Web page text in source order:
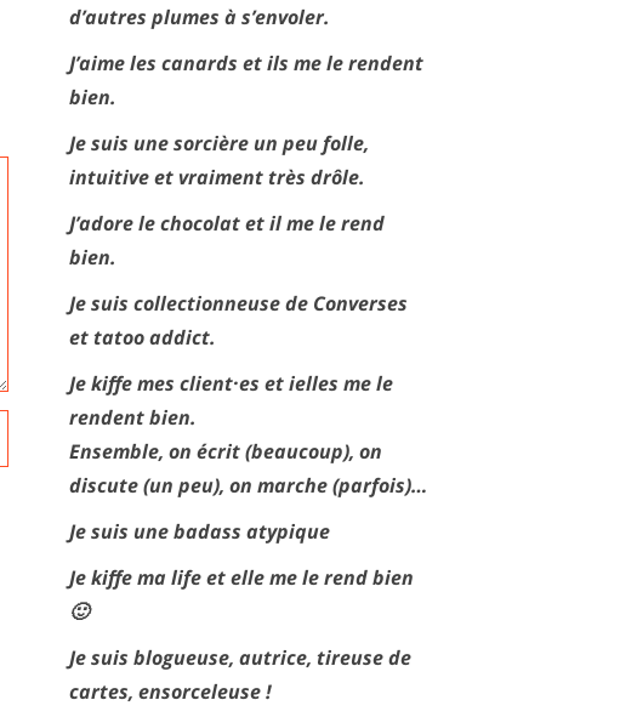
d’autres plumes à s’envoler.
J’aime les canards et ils me le rendent
bien.
Je suis une sorcière un peu folle,
intuitive et vraiment très drôle.
J’adore le chocolat et il me le rend
bien.
Je suis collectionneuse de Converses
et tatoo addict.
Je kiffe mes client·es et ielles me le
rendent bien.
Ensemble, on écrit (beaucoup), on
discute (un peu), on marche (parfois)…
Je suis une badass atypique
Je kiffe ma life et elle me le rend bien
🙂
Je suis blogueuse, autrice, tireuse de
cartes, ensorceleuse !